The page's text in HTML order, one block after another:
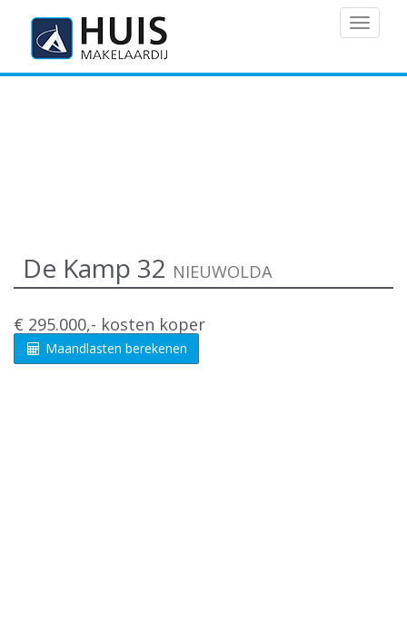
MENU
De Kamp 32 NIEUWOLDA
€ 295.000,- kosten koper
Maandlasten berekenen